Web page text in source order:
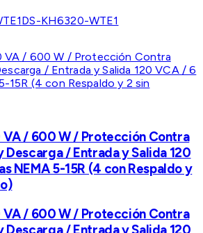
DS-KH6320-WTE1
VA / 600 W / Protección Contra
Descarga / Entrada y Salida 120
NEMA 5-15R (4 con Respaldo y
VA / 600 W / Protección Contra